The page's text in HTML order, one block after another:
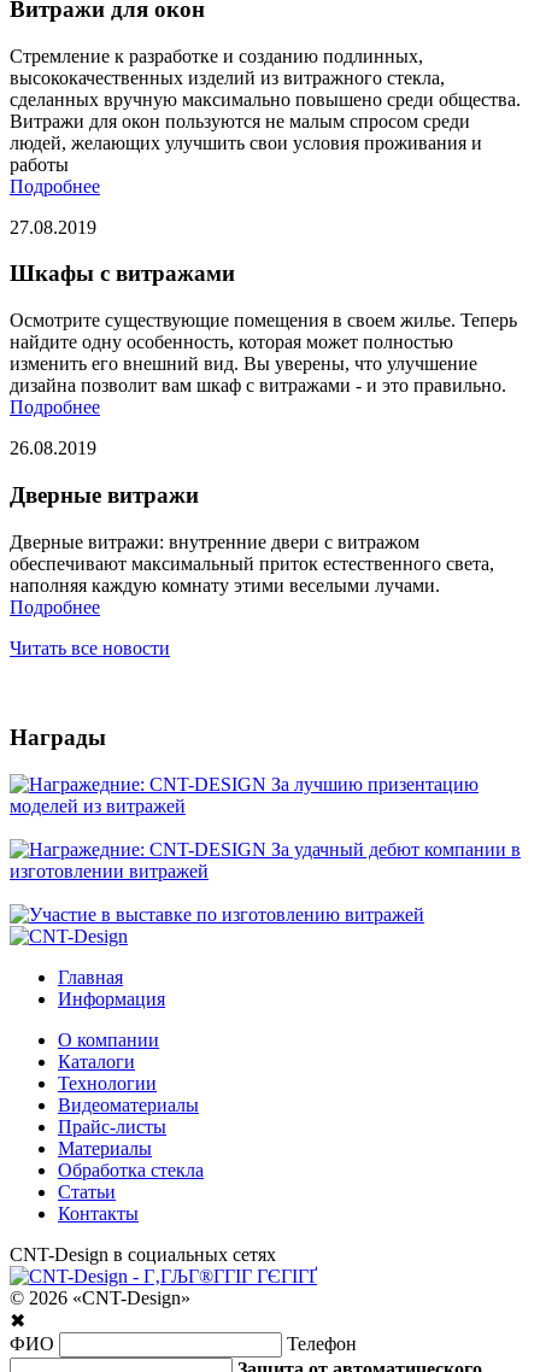
Витражи для окон
Стремление к разработке и созданию подлинных,
высококачественных изделий из витражного стекла,
сделанных вручную максимально повышено среди общества.
Витражи для окон пользуются не малым спросом среди
людей, желающих улучшить свои условия проживания и
работы
Подробнее
27.08.2019
Шкафы с витражами
Осмотрите существующие помещения в своем жилье. Теперь
найдите одну особенность, которая может полностью
изменить его внешний вид. Вы уверены, что улучшение
дизайна позволит вам шкаф с витражами - и это правильно.
Подробнее
26.08.2019
Дверные витражи
Дверные витражи: внутренние двери с витражом
обеспечивают максимальный приток естественного света,
наполняя каждую комнату этими веселыми лучами.
Подробнее
Читать все новости
Награды
Главная
Информация
О компании
Каталоги
Технологии
Видеоматериалы
Прайс-листы
Материалы
Обработка стекла
Статьи
Контакты
CNT-Design в социальных сетях
© 2026 «CNT-Design»
✖
ФИО
Телефон